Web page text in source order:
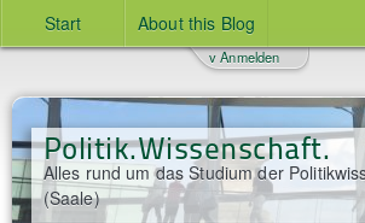
Start About this Blog
Politik.Wissenschaft.
Alles rund um das Studium der
(Saale)
v Anmelden